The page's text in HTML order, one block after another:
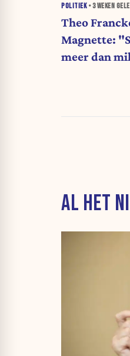
POLITIEK•3 WEKEN
Theo
Magnette:
meer dan
AL HET